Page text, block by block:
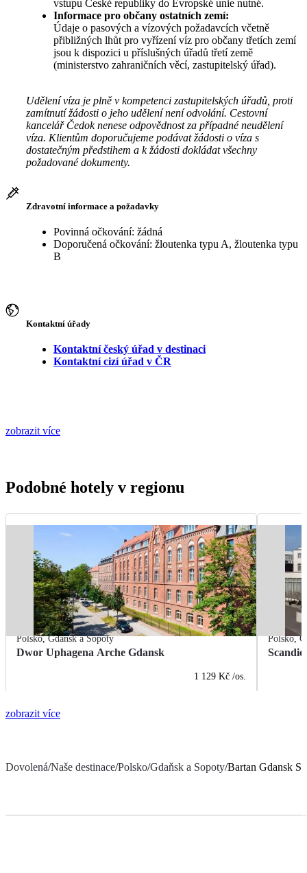
vstupu České republiky do Evropské unie nutné.
Informace pro občany ostatních zemí:
Údaje o pasových a vízových požadavcích včetně
přibližných lhůt pro vyřízení víz pro občany třetích zemí
jsou k dispozici u příslušných úřadů třetí země
(ministerstvo zahraničních věcí, zastupitelský úřad).
Udělení víza je plně v kompetenci zastupitelských úřadů, proti
zamítnutí žádosti o jeho udělení není odvolání. Cestovní
kancelář Čedok nenese odpovědnost za případné neudělení
víza. Klientům doporučujeme podávat žádosti o víza s
dostatečným předstihem a k žádosti dokládat všechny
požadované dokumenty.
Zdravotní informace a požadavky
Povinná očkování: žádná
Doporučená očkování: žloutenka typu A, žloutenka typu
B
Kontaktní úřady
Kontaktní český úřad v destinaci
Kontaktní cizí úřad v ČR
zobrazit více
Podobné hotely v regionu
Polsko,Gdaňsk a Sopoty
Dwor Uphagena Arche Gdansk
1 129 Kč /os.
Polsko,
zobrazit více
Dovolená/Naše destinace/Polsko/Gdaňsk a Sopoty/Bartan Gdansk